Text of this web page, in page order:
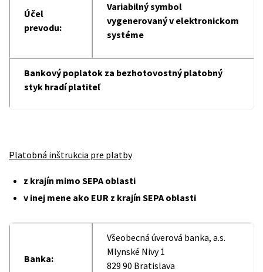
Účel
prevodu:
Variabilný symbol
vygenerovaný v elektronickom
systéme
Bankový poplatok za bezhotovostný platobný
styk hradí platiteľ
Platobná inštrukcia pre platby
z krajín mimo SEPA oblasti
v inej mene ako EUR z krajín SEPA oblasti
Banka:
Všeobecná úverová banka, a.s.
Mlynské Nivy 1
829 90 Bratislava